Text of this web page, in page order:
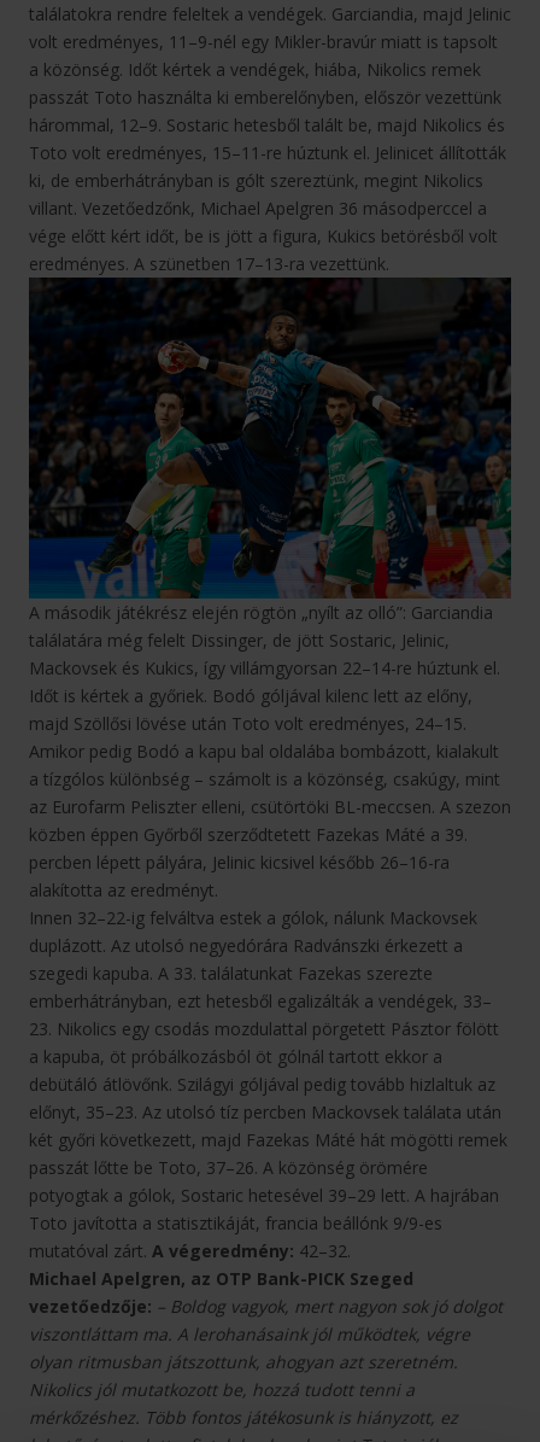
találatokra rendre feleltek a vendégek. Garciandia, majd Jelinic
volt eredményes, 11–9-nél egy Mikler-bravúr miatt is tapsolt
a közönség. Időt kértek a vendégek, hiába, Nikolics remek
passzát Toto használta ki emberelőnyben, először vezettünk
hárommal, 12–9. Sostaric hetesből talált be, majd Nikolics és
Toto volt eredményes, 15–11-re húztunk el. Jelinicet állították
ki, de emberhátrányban is gólt szereztünk, megint Nikolics
villant. Vezetőedzőnk, Michael Apelgren 36 másodperccel a
vége előtt kért időt, be is jött a figura, Kukics betörésből volt
eredményes. A szünetben 17–13-ra vezettünk.
A második játékrész elején rögtön „nyílt az olló”: Garciandia
találatára még felelt Dissinger, de jött Sostaric, Jelinic,
Mackovsek és Kukics, így villámgyorsan 22–14-re húztunk el.
Időt is kértek a győriek. Bodó góljával kilenc lett az előny,
majd Szöllősi lövése után Toto volt eredményes, 24–15.
Amikor pedig Bodó a kapu bal oldalába bombázott, kialakult
a tízgólos különbség – számolt is a közönség, csakúgy, mint
az Eurofarm Peliszter elleni, csütörtöki BL-meccsen. A szezon
közben éppen Győrből szerződtetett Fazekas Máté a 39.
percben lépett pályára, Jelinic kicsivel később 26–16-ra
alakította az eredményt.
Innen 32–22-ig felváltva estek a gólok, nálunk Mackovsek
duplázott. Az utolsó negyedórára Radvánszki érkezett a
szegedi kapuba. A 33. találatunkat Fazekas szerezte
emberhátrányban, ezt hetesből egalizálták a vendégek, 33–
23. Nikolics egy csodás mozdulattal pörgetett Pásztor fölött
a kapuba, öt próbálkozásból öt gólnál tartott ekkor a
debütáló átlövőnk. Szilágyi góljával pedig tovább hizlaltuk az
előnyt, 35–23. Az utolsó tíz percben Mackovsek találata után
két győri következett, majd Fazekas Máté hát mögötti remek
passzát lőtte be Toto, 37–26. A közönség örömére
potyogtak a gólok, Sostaric hetesével 39–29 lett. A hajrában
Toto javította a statisztikáját, francia beállónk 9/9-es
mutatóval zárt. A végeredmény: 42–32.
Michael Apelgren, az OTP Bank-PICK Szeged
vezetőedzője: – Boldog vagyok, mert nagyon sok jó dolgot
viszontláttam ma. A lerohanásaink jól működtek, végre
olyan ritmusban játszottunk, ahogyan azt szeretném.
Nikolics jól mutatkozott be, hozzá tudott tenni a
mérkőzéshez. Több fontos játékosunk is hiányzott, ez